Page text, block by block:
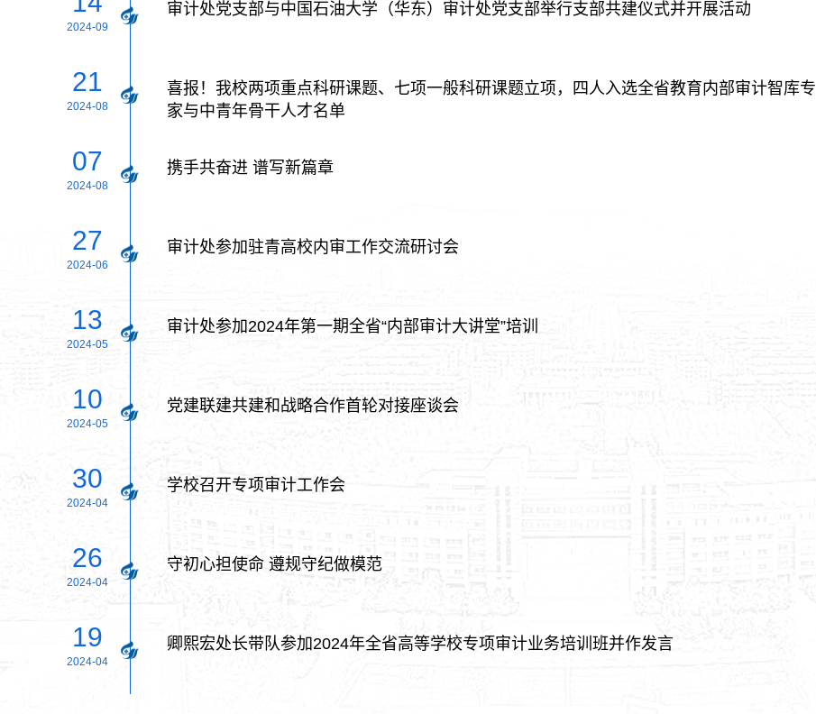
2024-09
审计处党支部与中国石油大学（华东）审计处党支部举行支部共建仪式并开展活动
21
2024-08
喜报！我校两项重点科研课题、七项一般科研课题立项，四人入选全省教育内部审计智库专
家与中青年骨干人才名单
07
2024-08
携手共奋进 谱写新篇章
27
2024-06
审计处参加驻青高校内审工作交流研讨会
13
2024-05
审计处参加2024年第一期全省“内部审计大讲堂”培训
10
2024-05
党建联建共建和战略合作首轮对接座谈会
30
2024-04
学校召开专项审计工作会
26
2024-04
守初心担使命 遵规守纪做模范
19
2024-04
卿熙宏处长带队参加2024年全省高等学校专项审计业务培训班并作发言